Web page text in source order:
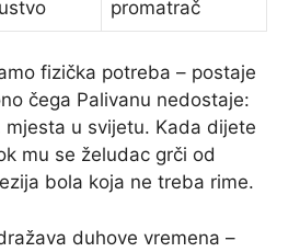
promatrač
fizička potreba – postaje
čega Palivanu nedostaje:
u svijetu. Kada dijete
mu se želudac grči od
bola koja ne treba rime.
duhove vremena –